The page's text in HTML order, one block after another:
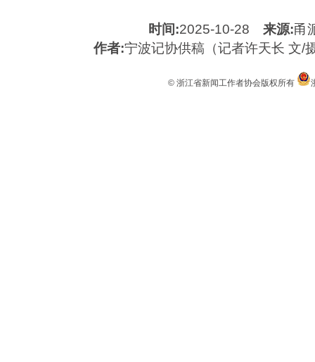
时间:2025-10-28来源:甬
作者:宁波记协供稿（记者许天长
© 浙江省新闻工作者协会版权所有